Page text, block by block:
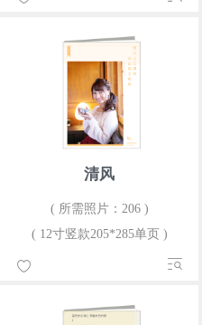
清风
( 所需照片：206 )
( 12寸竖款205*285单页 )